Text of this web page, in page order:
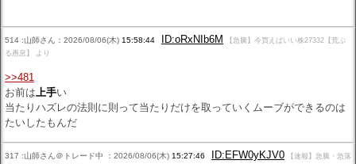
514 :山師さん：2026/08/06(木) 15:58:44 ID:oRxNIb6M
【急騰】今買えばいい株27332【荒ぶ
る愚息】 より
>>481
お前は上手い
当たりハズレの法則に則って当たりだけを取っていくムーブができるのは
たいしたもんだ
317 :山師さん＠トレード中 ：2026/08/06(木) 15:27:46 ID:EFW0yKJV0
【速報】急騰・急落